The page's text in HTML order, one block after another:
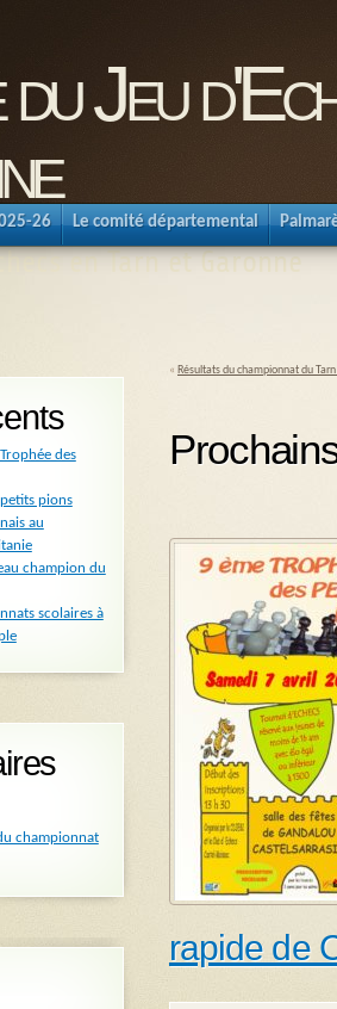
Jeu
en Tarn et Garonne
26 Le comité départemental
« Résultats du championnat du
rapide de
des
pions
au
champion du
scolaires à
championnat